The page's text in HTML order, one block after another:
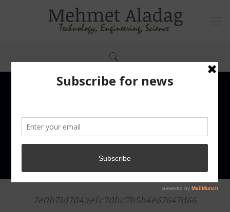
7e0b71d704aefc70bc7b5b4e67647d66